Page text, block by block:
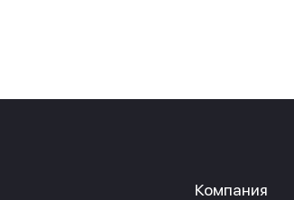
Компания